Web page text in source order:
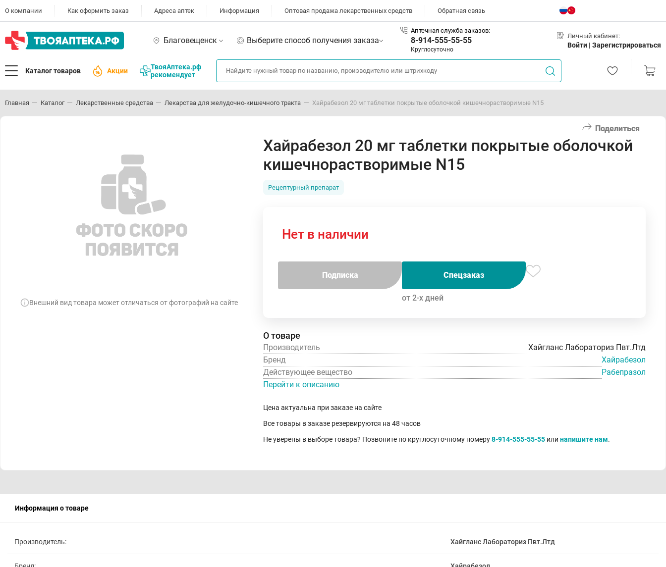
О компании Как оформить заказ Адреса аптек Информация Оптовая продажа лекарственных средств Обратная связь
Благовещенск Выберите способ получения заказа
Аптечная служба заказов:
8-914-555-55-55
Круглосуточно
Личный кабинет:
Войти | Зарегистрироваться
Каталог товаров Акции
ТвояАптека.рф
рекомендует
Главная Каталог Лекарственные средства Лекарства для желудочно-кишечного тракта Хайрабезол 20 мг таблетки покрытые оболочкой кишечнорастворимые N15
Поделиться
Внешний вид товара может отличаться от фотографий на сайте
Хайрабезол 20 мг таблетки покрытые оболочкой
кишечнорастворимые N15
Рецептурный препарат
Нет в наличии
Подписка Спецзаказ
от 2-х дней
О товаре
Производитель
Хайгланс Лабораториз Пвт.Лтд
Бренд
Хайрабезол
Действующее вещество
Рабепразол
Перейти к описанию
Цена актуальна при заказе на сайте
Все товары в заказе резервируются на 48 часов
Не уверены в выборе товара? Позвоните по круглосуточному номеру8-914-555-55-55 или напишите нам.
Информация о товаре
Производитель: Хайгланс Лабораториз Пвт.Лтд